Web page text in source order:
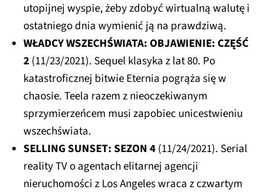
utopijnej wyspie, żeby zdobyć wirtualną walutę i
ostatniego dnia wymienić ją na prawdziwą.
WŁADCY WSZECHŚWIATA: OBJAWIENIE: CZĘŚĆ
2(11/23/2021). Sequel klasyka z lat 80. Po
katastroficznej bitwie Eternia pogrąża się w
chaosie. Teela razem z nieoczekiwanym
sprzymierzeńcem musi zapobiec unicestwieniu
wszechświata.
SELLING SUNSET: SEZON 4(11/24/2021). Serial
reality TV o agentach elitarnej agencji
nieruchomości z Los Angeles wraca z czwartym